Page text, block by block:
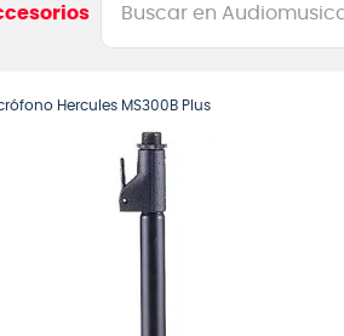
Hercules MS300B Plus
1.
guitarra electrica
bajo
guitarra electroacústica
pioneerdj
amplificador
teclado